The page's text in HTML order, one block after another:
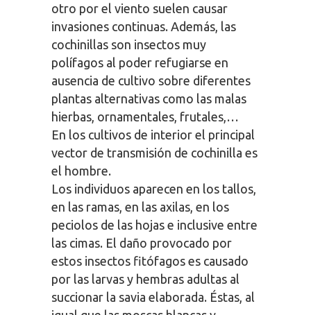
otro por el viento suelen causar
invasiones continuas. Además, las
cochinillas son insectos muy
polífagos al poder refugiarse en
ausencia de cultivo sobre diferentes
plantas alternativas como las malas
hierbas, ornamentales, frutales,…
En los cultivos de interior el principal
vector de transmisión de cochinilla es
el hombre.
Los individuos aparecen en los tallos,
en las ramas, en las axilas, en los
peciolos de las hojas e inclusive entre
las cimas. El daño provocado por
estos insectos fitófagos es causado
por las larvas y hembras adultas al
succionar la savia elaborada. Éstas, al